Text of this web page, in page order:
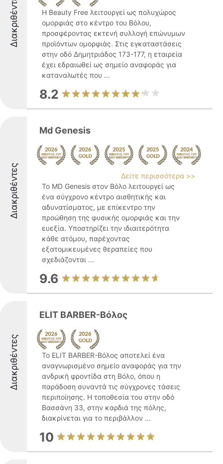
Διακριθέντες
Η Beauty Free λειτουργεί ως πολυχώρος
ομορφιάς στο κέντρο του Βόλου,
προσφέροντας εκτενή συλλογή επώνυμων
προϊόντων ομορφιάς. Στις εγκαταστάσεις
στην οδό Δημητριάδος 173-177, η εταιρεία
έχει εδραιωθεί ως σημείο αναφοράς για
καταναλωτές που ...
8.2
Διακριθέντες
Md Genesis
Δείτε περισσότερα >>
Το MD Genesis στον Βόλο λειτουργεί ως
ένα σύγχρονο κέντρο αισθητικής και
αδυνατίσματος, με επίκεντρο την
προώθηση της φυσικής ομορφιάς και την
ευεξία. Υποστηρίζει την ιδιαιτερότητα
κάθε ατόμου, παρέχοντας
εξατομικευμένες θεραπείες που
σχεδιάζονται ...
9.6
Διακριθέντες
ELIT BARBER-Βόλος
Το ELIT BARBER-Βόλος αποτελεί ένα
αναγνωρισμένο σημείο αναφοράς για την
ανδρική φροντίδα στη Βόλο, όπου η
παράδοση συναντά τις σύγχρονες τάσεις
περιποίησης. Η τοποθεσία του στην οδό
Βασσάνη 33, στην καρδιά της πόλης,
διακρίνεται για το περιβάλλον ...
10